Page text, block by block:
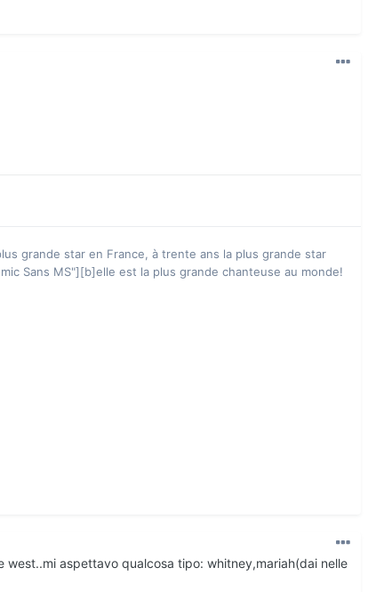
grande star en France, à trente ans la plus grande star
Sans MS"][b]elle est la plus grande chanteuse au monde!
aspettavo qualcosa tipo: whitney,mariah(dai nelle